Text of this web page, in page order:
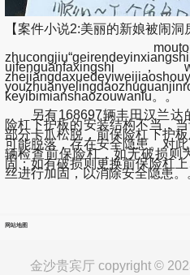
【案件小说2:美丽的新娘被闹
uifenguanfaxingshi，
keyibimianshaozouwanlu。。
另有168697辆丰田汉兰达
险杠下护板的安装结构不当，
部分卡爪松脱，前保险杠下护
可能脱落，存在安全隐患。对
辆检查前保险杠，如无破损则
固；如有破损则更换前保险杠
丝进行加固，以消除安全隐患。
网站地图
金沙贵宾厅 copyright ©